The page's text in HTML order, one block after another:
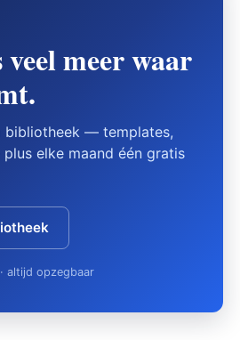
meer waar
bibliotheek — templates,
elke maand één gratis
altijd opzegbaar